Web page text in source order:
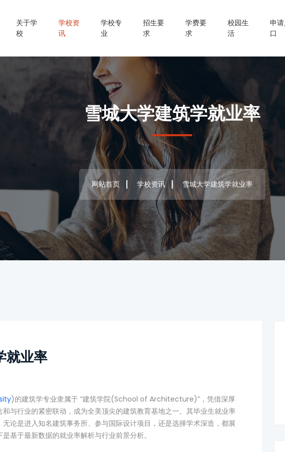
关于学
校
学校资
讯
学校专
业
招生要
求
学费要
求
校园生
活
申
口
雪城大学建筑学就业率
网站首页 学校资讯 雪城大学建筑学就业率
就业率
)的建筑学专业隶属于 “建筑学院(School of Architecture)”，凭借深厚
与行业的紧密联动，成为全美顶尖的建筑教育基地之一。其毕业生就业率
论是进入知名建筑事务所、参与国际设计项目，还是选择学术深造，都展
基于最新数据的就业率解析与行业前景分析。